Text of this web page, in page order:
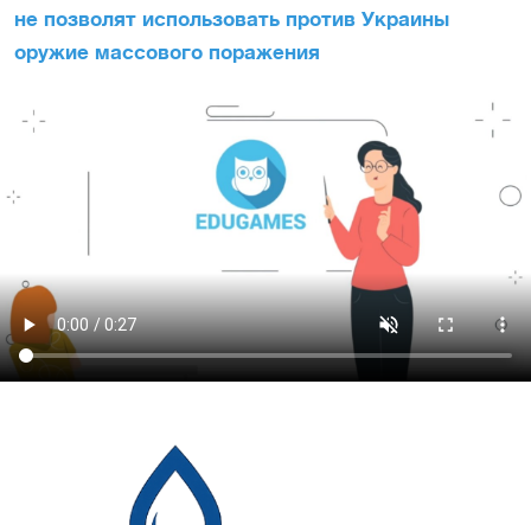
не позволят использовать против Украины
оружие массового поражения